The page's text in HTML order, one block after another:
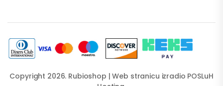
Copyright 2026. Rubioshop | Web stranicu izradio POSLuH